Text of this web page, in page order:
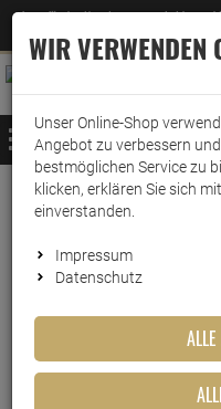
Jetzt für den Newsletter entscheiden
–
MENÜ
Weiter einkaufen
Dr. Becher Galakor T10
Dr. Becher
10015682
WIR VERWENDEN
Unser Online-Shop
Angebot zu verbessern
bestmöglichen Service zu
klicken, erklären Sie sich
einverstanden.
Impressum
Datenschutz